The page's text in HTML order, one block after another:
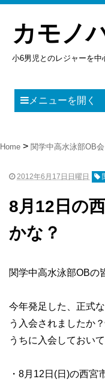
カモノ
小6男児とのレジャーを
メニューを開く
Home 関学中高水泳部OB会
2012年6月17日日曜日
8月12日の
かな？
関学中高水泳部OBの
今年発足した、正式
う入会されましたか
うちに入会しておい
・8月12日(日)の西宮